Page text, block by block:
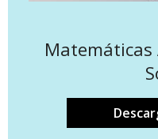
Matemáticas